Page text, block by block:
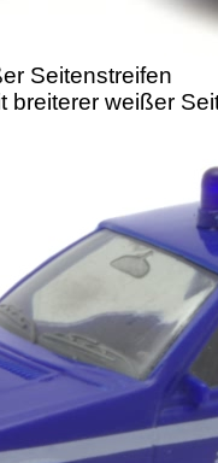
Seitenstreifen
breiterer weißer